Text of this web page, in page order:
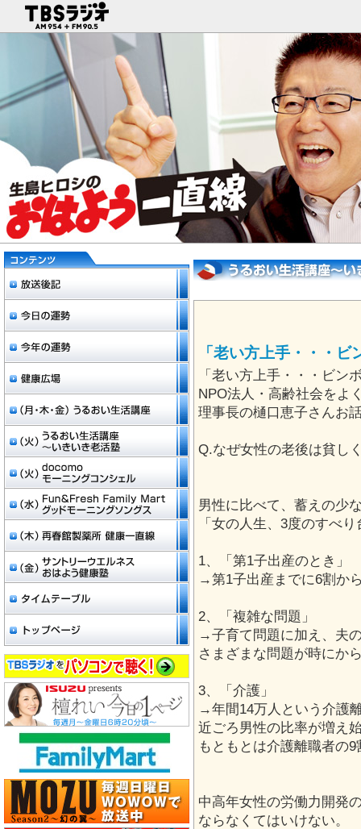
「老い方上手・・・
「老い方上手・・・ビン
NPO法人・高齢社会をよ
理事長の樋口恵子さんお
Q.なぜ女性の老後は貧し
男性に比べて、蓄えの少
「女の人生、3度のすべ
1、「第1子出産のとき」
→第1子出産までに6割か
2、「複雑な問題」
→子育て問題に加え、夫
さまざまな問題が時にか
3、「介護」
→年間14万人という介護
近ごろ男性の比率が増え
もともとは介護離職者の9
中高年女性の労働力開発
ならなくてはいけない。